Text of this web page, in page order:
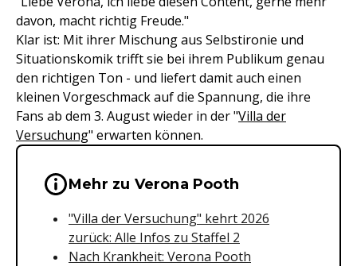
davon, macht richtig Freude."
Klar ist: Mit ihrer Mischung aus Selbstironie und
Situationskomik trifft sie bei ihrem Publikum genau
den richtigen Ton - und liefert damit auch einen
kleinen Vorgeschmack auf die Spannung, die ihre
Fans ab dem 3. August wieder in der "Villa der
Versuchung" erwarten können.
Wichtige Hinweise &
Mehr zu Verona Pooth
"Villa der Versuchung" kehrt 2026
zurück: Alle Infos zu Staffel 2
Nach Krankheit: Verona Pooth